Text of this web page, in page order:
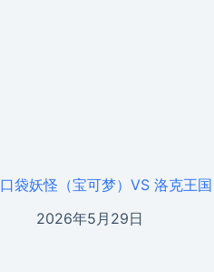
口袋妖怪（宝可梦）VS 洛克王
2026年5月29日